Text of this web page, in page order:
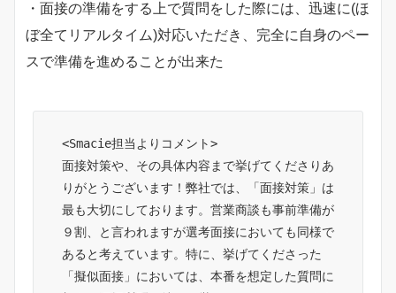
・面接の準備をする上で質問をした際には、迅速に(ほ
ぼ全てリアルタイム)対応いただき、完全に自身のペー
スで準備を進めることが出来た
<Smacie担当よりコメント>
面接対策や、その具体内容まで挙げてくださりあ
りがとうございます！弊社では、「面接対策」は
最も大切にしております。営業商談も事前準備が
９割、と言われますが選考面接においても同様で
あると考えています。特に、挙げてくださった
「擬似面接」においては、本番を想定した質問に